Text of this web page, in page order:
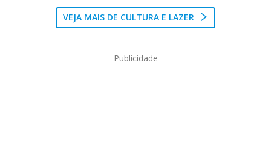
VEJA MAIS DE CULTURA E LAZER
Publicidade